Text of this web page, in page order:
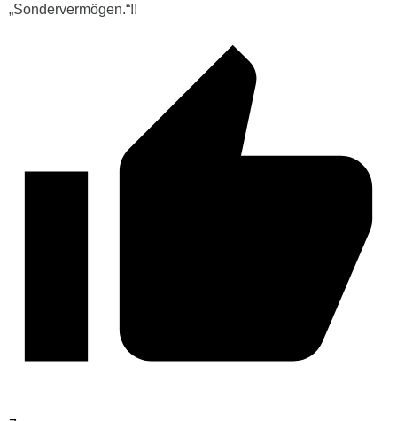
„Sondervermögen.“!!